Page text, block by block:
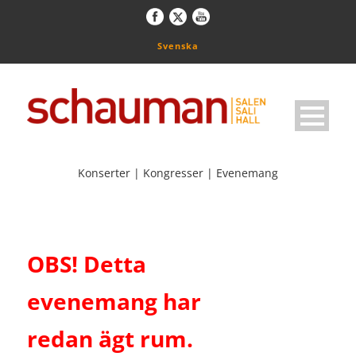
Svenska
Konserter | Kongresser | Evenemang
OBS! Detta
evenemang har
redan ägt rum.